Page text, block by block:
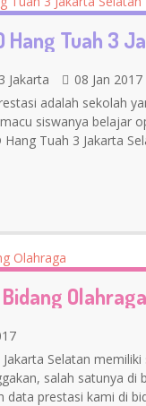
Jakarta
08 Jan 2017
adalah sekolah
siswanya belajar
Hang Tuah 3 Jakarta
Olahraga
Selatan
salah satunya di
data prestasi kami di